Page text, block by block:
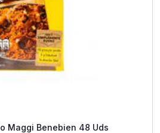
Maggi Benebien 48 Uds